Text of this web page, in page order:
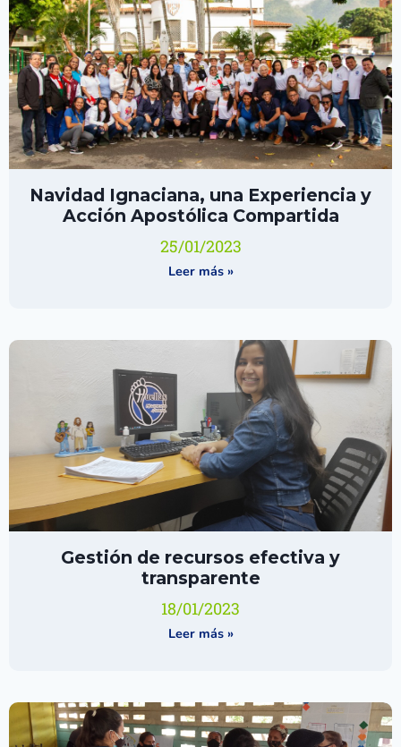
Navidad Ignaciana, una Experiencia y
Acción Apostólica Compartida
25/01/2023
Leer más »
Gestión de recursos efectiva y
transparente
18/01/2023
Leer más »